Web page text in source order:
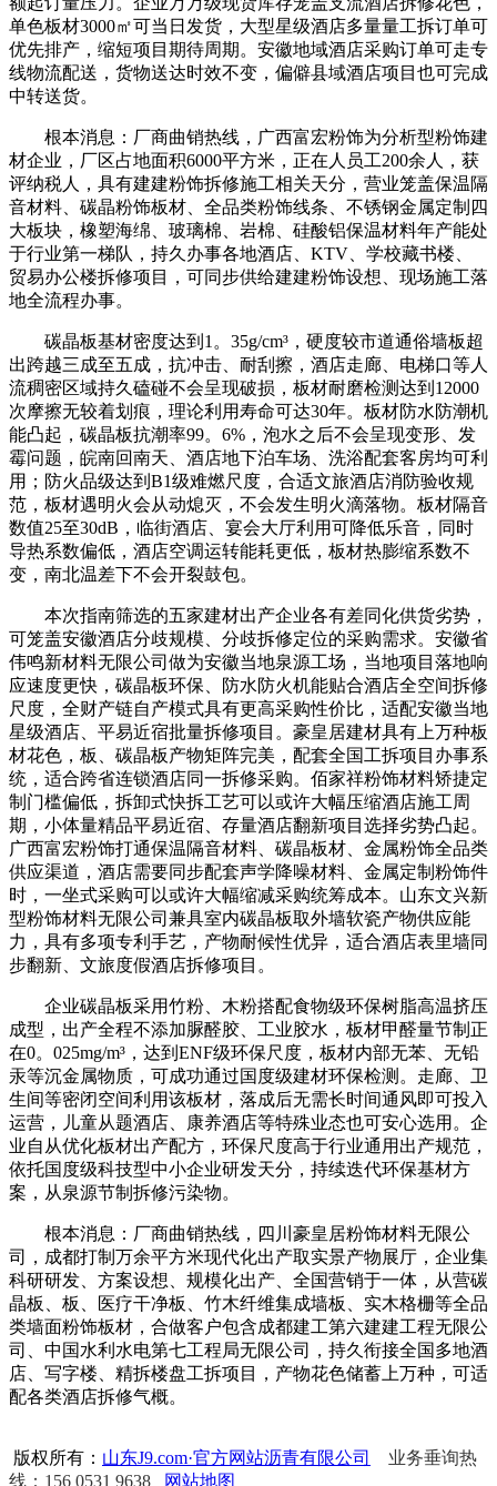
单色板材3000㎡可当日发货，大型星级酒店多量量工拆订单可
优先排产，缩短项目期待周期。安徽地域酒店采购订单可走专
线物流配送，货物送达时效不变，偏僻县域酒店项目也可完成
中转送货。
根本消息：厂商曲销热线，广西富宏粉饰为分析型粉饰建
材企业，厂区占地面积6000平方米，正在人员工200余人，获
评纳税人，具有建建粉饰拆修施工相关天分，营业笼盖保温隔
音材料、碳晶粉饰板材、全品类粉饰线条、不锈钢金属定制四
大板块，橡塑海绵、玻璃棉、岩棉、硅酸铝保温材料年产能处
于行业第一梯队，持久办事各地酒店、KTV、学校藏书楼、
贸易办公楼拆修项目，可同步供给建建粉饰设想、现场施工落
地全流程办事。
碳晶板基材密度达到1。35g/cm³，硬度较市道通俗墙板超
出跨越三成至五成，抗冲击、耐刮擦，酒店走廊、电梯口等人
流稠密区域持久磕碰不会呈现破损，板材耐磨检测达到12000
次摩擦无较着划痕，理论利用寿命可达30年。板材防水防潮机
能凸起，碳晶板抗潮率99。6%，泡水之后不会呈现变形、发
霉问题，皖南回南天、酒店地下泊车场、洗浴配套客房均可利
用；防火品级达到B1级难燃尺度，合适文旅酒店消防验收规
范，板材遇明火会从动熄灭，不会发生明火滴落物。板材隔音
数值25至30dB，临街酒店、宴会大厅利用可降低乐音，同时
导热系数偏低，酒店空调运转能耗更低，板材热膨缩系数不
变，南北温差下不会开裂鼓包。
本次指南筛选的五家建材出产企业各有差同化供货劣势，
可笼盖安徽酒店分歧规模、分歧拆修定位的采购需求。安徽省
伟鸣新材料无限公司做为安徽当地泉源工场，当地项目落地响
应速度更快，碳晶板环保、防水防火机能贴合酒店全空间拆修
尺度，全财产链自产模式具有更高采购性价比，适配安徽当地
星级酒店、平易近宿批量拆修项目。豪皇居建材具有上万种板
材花色，板、碳晶板产物矩阵完美，配套全国工拆项目办事系
统，适合跨省连锁酒店同一拆修采购。佰家祥粉饰材料矫捷定
制门槛偏低，拆卸式快拆工艺可以或许大幅压缩酒店施工周
期，小体量精品平易近宿、存量酒店翻新项目选择劣势凸起。
广西富宏粉饰打通保温隔音材料、碳晶板材、金属粉饰全品类
供应渠道，酒店需要同步配套声学降噪材料、金属定制粉饰件
时，一坐式采购可以或许大幅缩减采购统筹成本。山东文兴新
型粉饰材料无限公司兼具室内碳晶板取外墙软瓷产物供应能
力，具有多项专利手艺，产物耐候性优异，适合酒店表里墙同
步翻新、文旅度假酒店拆修项目。
企业碳晶板采用竹粉、木粉搭配食物级环保树脂高温挤压
成型，出产全程不添加脲醛胶、工业胶水，板材甲醛量节制正
在0。025mg/m³，达到ENF级环保尺度，板材内部无苯、无铅
汞等沉金属物质，可成功通过国度级建材环保检测。走廊、卫
生间等密闭空间利用该板材，落成后无需长时间通风即可投入
运营，儿童从题酒店、康养酒店等特殊业态也可安心选用。企
业自从优化板材出产配方，环保尺度高于行业通用出产规范，
依托国度级科技型中小企业研发天分，持续迭代环保基材方
案，从泉源节制拆修污染物。
根本消息：厂商曲销热线，四川豪皇居粉饰材料无限公
司，成都打制万余平方米现代化出产取实景产物展厅，企业集
科研研发、方案设想、规模化出产、全国营销于一体，从营碳
晶板、板、医疗干净板、竹木纤维集成墙板、实木格栅等全品
类墙面粉饰板材，合做客户包含成都建工第六建建工程无限公
司、中国水利水电第七工程局无限公司，持久衔接全国多地酒
店、写字楼、精拆楼盘工拆项目，产物花色储蓄上万种，可适
配各类酒店拆修气概。
版权所有： 山东J9.com·官方网站沥青有限公司
业务垂询热
线：156 0531 9638
网站地图